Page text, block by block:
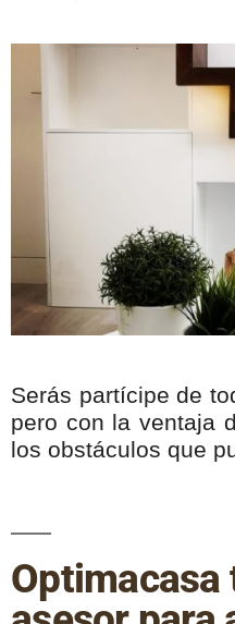
Serás partícipe de
pero con la ventaja
los obstáculos que
Optimacasa